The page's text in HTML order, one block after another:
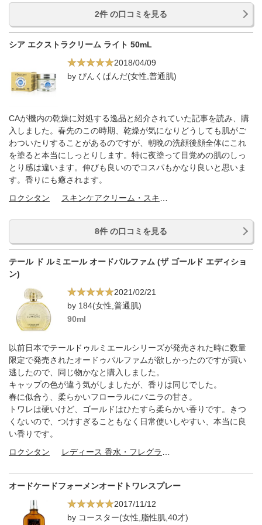
2件 の口コミを見る
シア エクストラクリーム ライト 50mL
2018/04/09
by ぴんくぱんだ(女性,普通肌)
CAが機内の乾燥に対処する逸品と紹介されていた記事を読み、購
入しました。春先のこの時期、乾燥が気になりどうしても肌がご
わついたりすることがあるのですが、朝晩の洗顔後顔全体にこれ
を塗ると本当にしっとりします。特に夜塗って目覚めの肌のしっ
とり感は違います。伸びも良いのでコスパもかなり良いと思いま
す。香りにも癒されます。
ロクシタン
8件 の口コミを見る
テール ド ルミエール オードパルファム (ザ ゴールド エディショ
ン)
2021/02/21
by 184(女性,普通肌)
90ml
以前日本でテールドゥルミエールシリーズが発売された時に数量
限定で発売されたオードゥパルファムが欲しかったのですが買い
逃したので、同じ物かなと購入しました。
キャップの色が違う気がしましたが、香りは同じでした。
春に似合う、柔らかいフローラルにバニラの甘さ。
トワレは硬いけど、ゴールドはひたすら柔らかい香りです。きつ
くないので、つけすぎることもなく日常使いしやすい、本当に良
い香りです。
ロクシタン
オードケードフォーメンオードトワレスプレー
2017/11/12
by コースター(女性,脂性肌,40才)